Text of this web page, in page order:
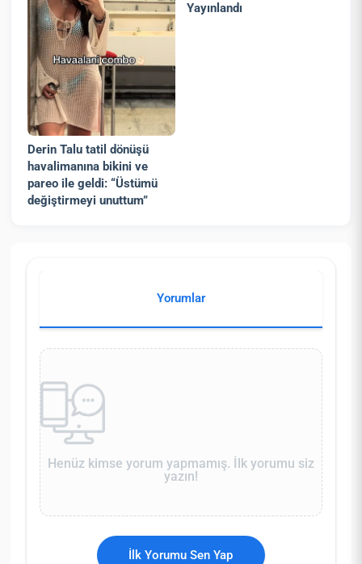
Derin Talu tatil dönüşü
havalimanına bikini ve
pareo ile geldi: “Üstümü
değiştirmeyi unuttum”
Yayınlandı
Yorumlar
Henüz kimse yorum yapmamış. İlk yorumu siz
yazın!
İlk Yorumu Sen Yap